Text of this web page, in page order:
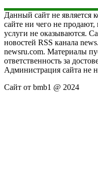
Данный сайт не является
сайте ни чего не
услуги не оказываются.
новостей RSS канала
newsru.com. Материалы
ответственность за
Администрация сайта не
Сайт от bmb1 @ 2024